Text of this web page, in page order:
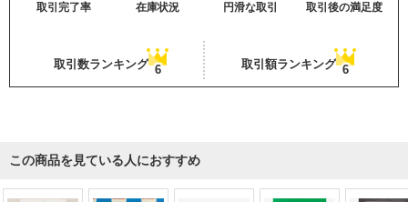
取引完了率 在庫状況 円滑な取引 取引後の満足度
取引数ランキング 6 取引額ランキング 6
この商品を見ている人におすすめ